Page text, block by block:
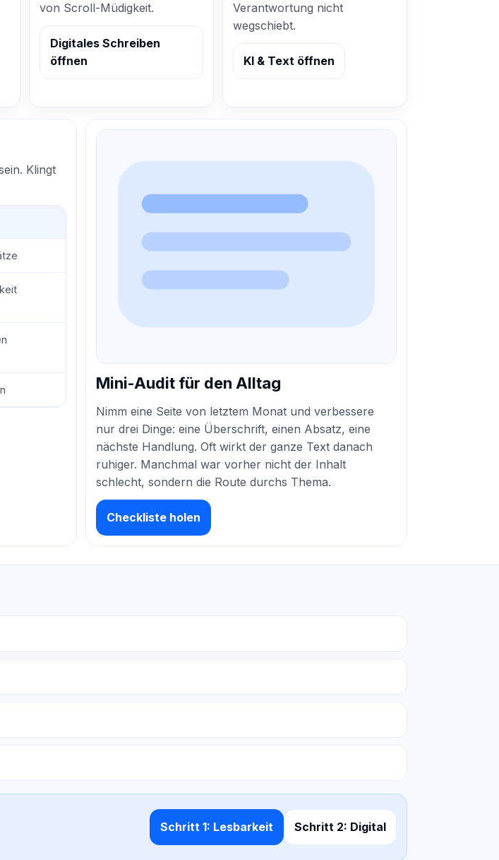
von Scroll-Müdigkeit.
Digitales Schreiben
öffnen
Verantwortung nicht
wegschiebt.
KI & Text öffnen
Klingt
Mini-Audit für den Alltag
Nimm eine Seite von letztem Monat und verbessere
nur drei Dinge: eine Überschrift, einen Absatz, eine
nächste Handlung. Oft wirkt der ganze Text danach
ruhiger. Manchmal war vorher nicht der Inhalt
schlecht, sondern die Route durchs Thema.
Checkliste holen
Schritt 1: Lesbarkeit Schritt 2: Digital